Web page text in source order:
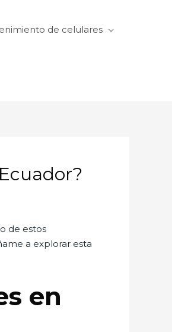
de celulares
de estos
a explorar esta
en